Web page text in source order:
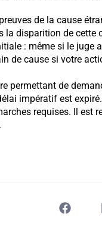
de la cause
disparition de cette
: même si le juge
de cause si votre
permettant de
impératif est
requises. Il est